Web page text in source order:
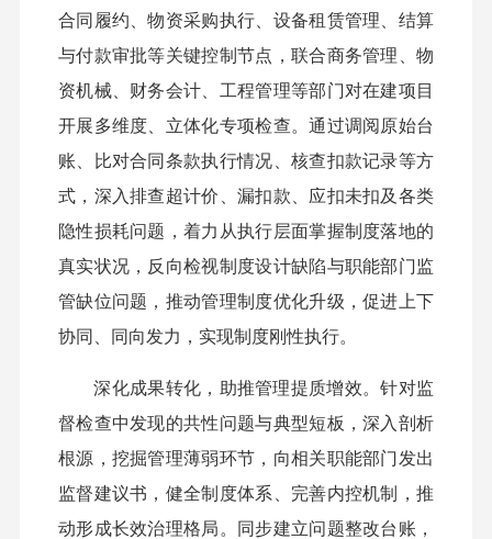
合同履约、物资采购执行、设备租赁管理、结算
与付款审批等关键控制节点，联合商务管理、物
资机械、财务会计、工程管理等部门对在建项目
开展多维度、立体化专项检查。通过调阅原始台
账、比对合同条款执行情况、核查扣款记录等方
式，深入排查超计价、漏扣款、应扣未扣及各类
隐性损耗问题，着力从执行层面掌握制度落地的
真实状况，反向检视制度设计缺陷与职能部门监
管缺位问题，推动管理制度优化升级，促进上下
协同、同向发力，实现制度刚性执行。
深化成果转化，助推管理提质增效。针对监
督检查中发现的共性问题与典型短板，深入剖析
根源，挖掘管理薄弱环节，向相关职能部门发出
监督建议书，健全制度体系、完善内控机制，推
动形成长效治理格局。同步建立问题整改台账，